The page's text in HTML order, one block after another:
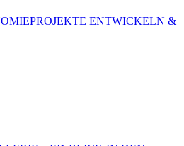
ENTWICKELN &